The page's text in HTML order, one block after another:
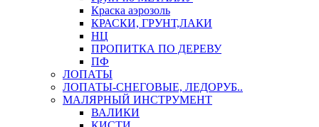
Краска аэрозоль
КРАСКИ, ГРУНТ,ЛАКИ
НЦ
ПРОПИТКА ПО ДЕРЕВУ
ПФ
ЛОПАТЫ
ЛОПАТЫ-СНЕГОВЫЕ, ЛЕДОРУБ..
МАЛЯРНЫЙ ИНСТРУМЕНТ
ВАЛИКИ